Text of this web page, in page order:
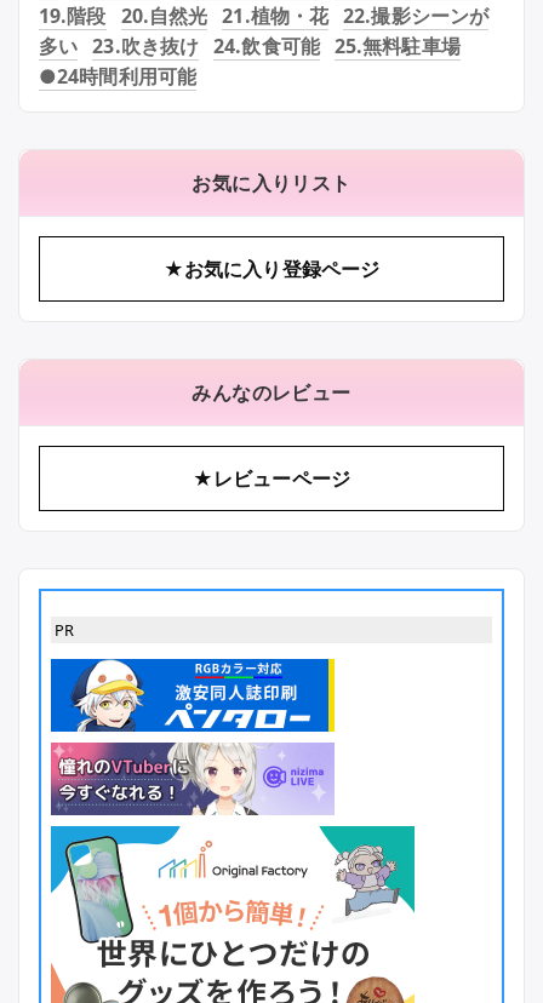
19.階段 20.自然光 21.植物・花 22.撮影シーンが
多い 23.吹き抜け 24.飲食可能 25.無料駐車場
●24時間利用可能
お気に入りリスト
★お気に入り登録ページ
みんなのレビュー
★レビューページ
PR